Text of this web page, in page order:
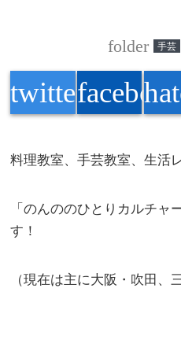
folder 手芸
twitter
料理教室、手芸教室、生活
「のんののひとりカルチャ
す！
（現在は主に大阪・吹田、